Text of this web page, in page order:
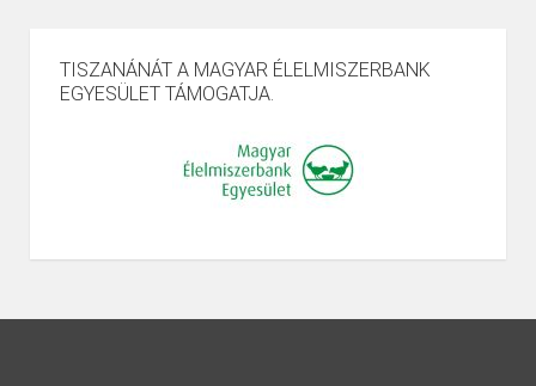
TISZANÁNÁT A MAGYAR ÉLELMISZERBANK
EGYESÜLET TÁMOGATJA.